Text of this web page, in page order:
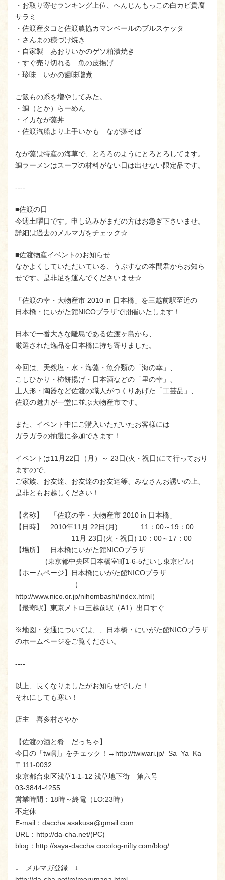
・お取り寄せランキング上位、へんじんもっこの白カビ貴腐
サラミ
・佐渡産タコと佐渡農協カマンベールのブルスケッタ
・さんまの糠づけ焼き
・自家製 あおりいかのゲソ粕漬焼き
・すぐ売り切れる 魚の皮揚げ
・珍味 いかの歯味噌煮
ご飯もの系を増やしてみた。
・鯛（とか）らーめん
・イカなが藻丼
・佐渡汽船より上手いかも なが藻そば
なが藻は特産の海草で、とろろのようにとろとろしてます。
鯛ラーメンはスープの材料がない日は出せない限定品です。
‐‐‐‐
■佐渡の日
今週土曜日です。申し込みがまだの方はお急ぎ下さいませ。
詳細は過去のメルマガをチェック☆
■佐渡物産イベントのお知らせ
なかよくしていただいている、うぶすなの本間君からお知ら
せです。是非足を運んでくださいませ☆
「佐渡の幸・大物産市 2010 in 日本橋」を三越前駅至近の
日本橋・にいがた館NICOプラザで開催いたします！
日本で一番大きな離島である佐渡ヶ島から、
厳選された逸品を日本橋に持ち寄りました。
今回は、天然塩・水・海藻・魚介類の「海の幸」、
こしひかり・柿餅揚げ・日本酒などの「里の幸」、
土人形・陶器など佐渡の職人がつくりあげた「工芸品」、
佐渡の魅力が一堂に並ぶ大物産市です。
また、イベント中にご購入いただいたお客様には
ガラガラの抽選に参加できます！
イベントは11月22日（月）～ 23日(火・祝日)にて行っており
ますので、
ご家族、お友達、お友達のお友達等、みなさんお誘いの上、
是非ともお越しください！
【名称】 「佐渡の幸・大物産市 2010 in 日本橋」
【日時】 2010年11月 22日(月) 11：00～19：00
11月 23日(火・祝日) 10：00～17：00
【場所】 日本橋にいがた館NICOプラザ
(東京都中央区日本橋室町1-6-5だいし東京ビル)
【ホームページ】日本橋にいがた館NICOプラザ
（
http://www.nico.or.jp/nihombashi/index.html）
【最寄駅】東京メトロ三越前駅（A1）出口すぐ
※地図・交通については、、日本橋・にいがた館NICOプラザ
のホームページをご覧ください。
‐‐‐‐
以上、長くなりましたがお知らせでした！
それにしても寒い！
店主 喜多村さやか
【佐渡の酒と肴 だっちゃ】
今日の「twi割」をチェック！→http://twiwari.jp/_Sa_Ya_Ka_
〒111-0032
東京都台東区浅草1-1-12 浅草地下街 第六号
03-3844-4255
営業時間：18時～終電（LO:23時）
不定休
E-mail：daccha.asakusa@gmail.com
URL：http://da-cha.net/(PC)
blog：http://saya-daccha.cocolog-nifty.com/blog/
↓ メルマガ登録 ↓